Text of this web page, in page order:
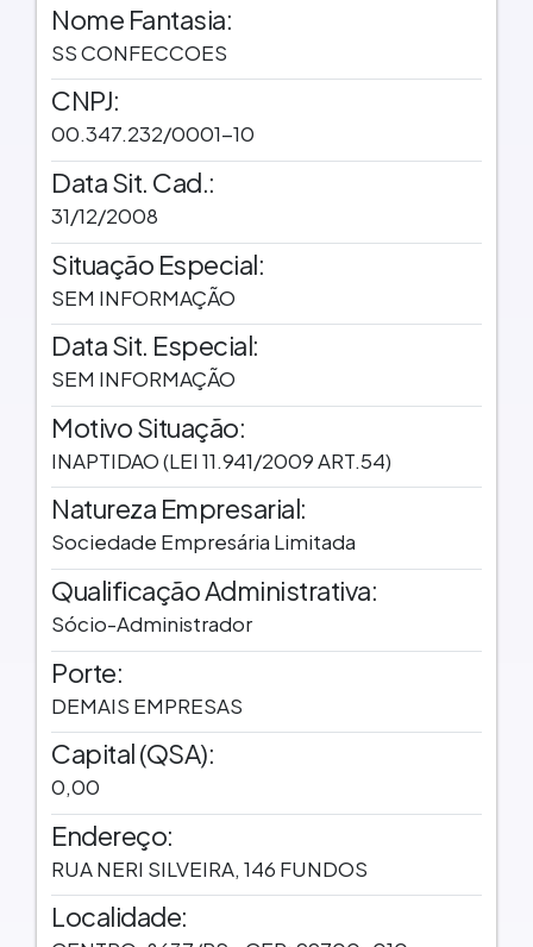
Nome Fantasia:
SS CONFECCOES
CNPJ:
00.347.232/0001-10
Data Sit. Cad.:
31/12/2008
Situação Especial:
SEM INFORMAÇÃO
Data Sit. Especial:
SEM INFORMAÇÃO
Motivo Situação:
INAPTIDAO (LEI 11.941/2009 ART.54)
Natureza Empresarial:
Sociedade Empresária Limitada
Qualificação Administrativa:
Sócio-Administrador
Porte:
DEMAIS EMPRESAS
Capital (QSA):
0,00
Endereço:
RUA NERI SILVEIRA, 146 FUNDOS
Localidade: